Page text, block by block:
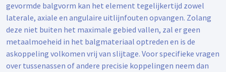
gevormde balgvorm kan het element tegelijkertijd zowel
laterale, axiale en angulaire uitlijnfouten opvangen. Zolang
deze niet buiten het maximale gebied vallen, zal er geen
metaalmoeheid in het balgmateriaal optreden en is de
askoppeling volkomen vrij van slijtage. Voor specifieke vragen
over tussenassen of andere precisie koppelingen neem dan